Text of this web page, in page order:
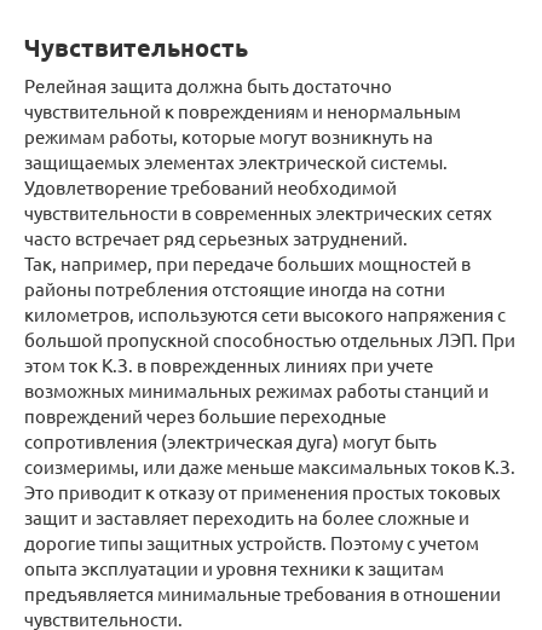
Чувствительность
Релейная защита должна быть достаточно
чувствительной к повреждениям и ненормальным
режимам работы, которые могут возникнуть на
защищаемых элементах электрической системы.
Удовлетворение требований необходимой
чувствительности в современных электрических сетях
часто встречает ряд серьезных затруднений.
Так, например, при передаче больших мощностей в
районы потребления отстоящие иногда на сотни
километров, используются сети высокого напряжения с
большой пропускной способностью отдельных ЛЭП. При
этом ток К.З. в поврежденных линиях при учете
возможных минимальных режимах работы станций и
повреждений через большие переходные
сопротивления (электрическая дуга) могут быть
соизмеримы, или даже меньше максимальных токов К.З.
Это приводит к отказу от применения простых токовых
защит и заставляет переходить на более сложные и
дорогие типы защитных устройств. Поэтому с учетом
опыта эксплуатации и уровня техники к защитам
предъявляется минимальные требования в отношении
чувствительности.